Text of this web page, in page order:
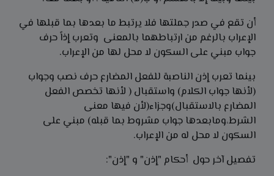
أن تقع في صدر جملتها فلا يرتبط ما بعدها بما قبلها في
الإعراب بالرغم من ارتباطهما بالمعنى وتعرب إذاً حرف
جواب مبني على السكون لا محل لها من الإعراب.
بينما تعرب إذن الناصبة للفعل المضارع حرف نصب وجواب
(لأنها جواب الكلام) واستقبال ( لأنها تخصص الفعل
المضارع بالاستقبال)وجزاء(لأن فيها معنى
الشرط،ومابعدها جواب مشروط بما قبله) مبني على
السكون لا محل له من الإعراب.
تفصيل آخر حول أحكام "إذن" و "إذن":